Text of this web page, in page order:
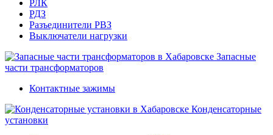
РЛК
РДЗ
Разъединители РВЗ
Выключатели нагрузки
Запасные
части трансформаторов
Контактные зажимы
Конденсаторные
установки